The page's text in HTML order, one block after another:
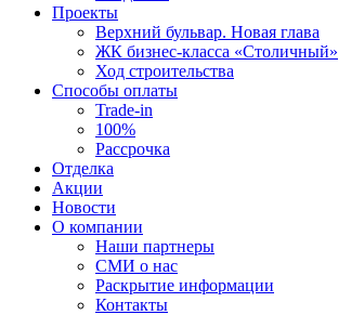
Проекты
Верхний бульвар. Новая глава
ЖК бизнес-класса «Столичный»
Ход строительства
Способы оплаты
Trade-in
100%
Рассрочка
Отделка
Акции
Новости
О компании
Наши партнеры
СМИ о нас
Раскрытие информации
Контакты